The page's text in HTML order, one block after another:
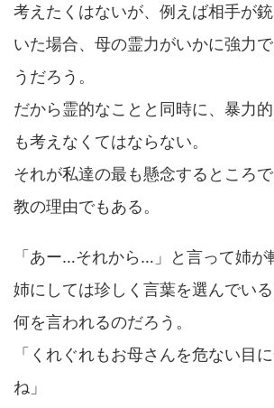
考えたくはないが、例えば相手が
いた場合、母の霊力がいかに強力
うだろう。
だから霊的なことと同時に、暴力
も考えなくてはならない。
それが私達の最も懸念するところ
教の理由でもある。
「あー…それから…」と言って姉が
姉にしては珍しく言葉を選んでいる
何を言われるのだろう。
「くれぐれもお母さんを危ない目
ね」